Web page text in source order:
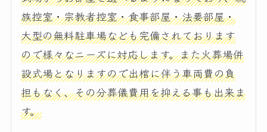
族控室・宗教者控室・食事部屋・法要部屋・
大型の無料駐車場なども完備されております
ので様々なニーズに対応します。また火葬場併
設式場となりますので出棺に伴う車両費の負
担もなく、その分葬儀費用を抑える事も出来ま
す。